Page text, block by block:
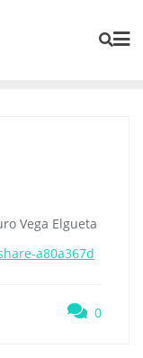
Vega Elgueta
a80a367d
0